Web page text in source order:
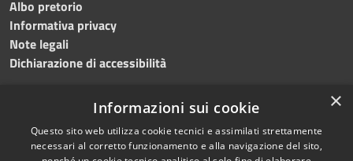
Albo pretorio
Informativa privacy
Note legali
Dichiarazione di accessibilità
RSS
Accessibilità
Copyright © 2024 •
Comune diGrottaminarda
×
Informazioni sui cookie
Questo sito web utilizza cookie tecnici e assimilati strettamente
necessari al corretto funzionamento e alla navigazione del sito,